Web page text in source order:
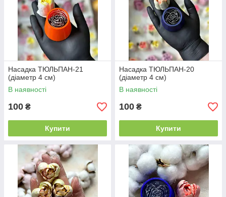
Насадка ТЮЛЬПАН-21
(діаметр 4 см)
В наявності
100 ₴
Купити
Насадка ТЮЛЬПАН-20
(діаметр 4 см)
В наявності
100 ₴
Купити